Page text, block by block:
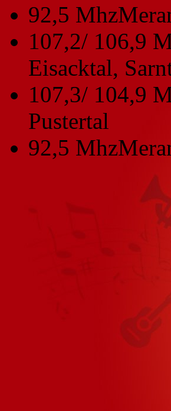
92,5 Mhz
107,2/ 106,9
Eisacktal,
107,3/ 104,9
Pustertal
92,5 Mhz